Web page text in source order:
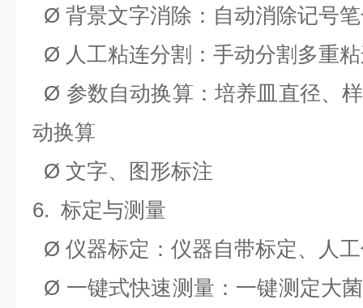
Ø 背景文字消除：自动消除记号
Ø 人工粘连分割：手动分割多重
Ø 参数自动换算：培养皿直径、
动换算
Ø 文字、图形标注
6. 标定与测量
Ø 仪器标定：仪器自带标定、人
Ø 一键式快速测量：一键测定大